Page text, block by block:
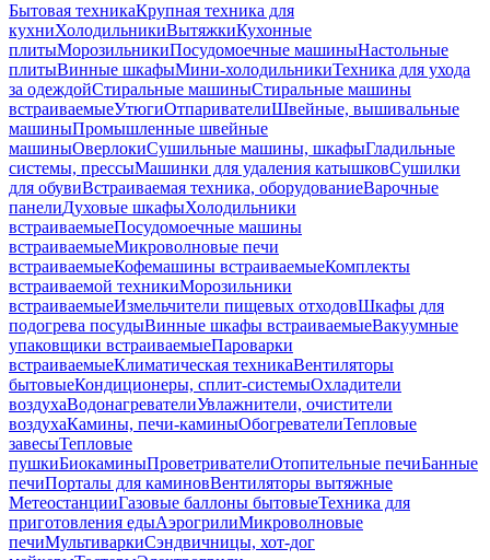
Бытовая техникаКрупная техника для
кухниХолодильникиВытяжкиКухонные
плитыМорозильникиПосудомоечные машиныНастольные
плитыВинные шкафыМини-холодильникиТехника для ухода
за одеждойСтиральные машиныСтиральные машины
встраиваемыеУтюгиОтпаривателиШвейные, вышивальные
машиныПромышленные швейные
машиныОверлокиСушильные машины, шкафыГладильные
системы, прессыМашинки для удаления катышковСушилки
для обувиВстраиваемая техника, оборудованиеВарочные
панелиДуховые шкафыХолодильники
встраиваемыеПосудомоечные машины
встраиваемыеМикроволновые печи
встраиваемыеКофемашины встраиваемыеКомплекты
встраиваемой техникиМорозильники
встраиваемыеИзмельчители пищевых отходовШкафы для
подогрева посудыВинные шкафы встраиваемыеВакуумные
упаковщики встраиваемыеПароварки
встраиваемыеКлиматическая техникаВентиляторы
бытовыеКондиционеры, сплит-системыОхладители
воздухаВодонагревателиУвлажнители, очистители
воздухаКамины, печи-каминыОбогревателиТепловые
завесыТепловые
пушкиБиокаминыПроветривателиОтопительные печиБанные
печиПорталы для каминовВентиляторы вытяжные
МетеостанцииГазовые баллоны бытовыеТехника для
приготовления едыАэрогрилиМикроволновые
печиМультиваркиСэндвичницы, хот-дог